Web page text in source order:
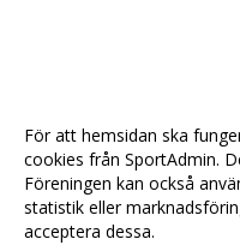
För att hemsidan ska
cookies från SportAdmin.
Föreningen kan också
statistik eller
acceptera dessa.